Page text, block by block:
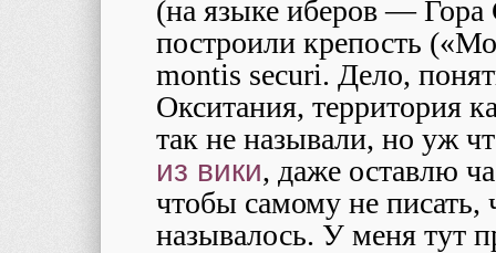
(на языке иберов —
построили крепость
montis securi. Дело,
Окситания, территория
так не называли, но уж
из вики, даже оставлю
чтобы самому не писать,
называлось. У меня тут